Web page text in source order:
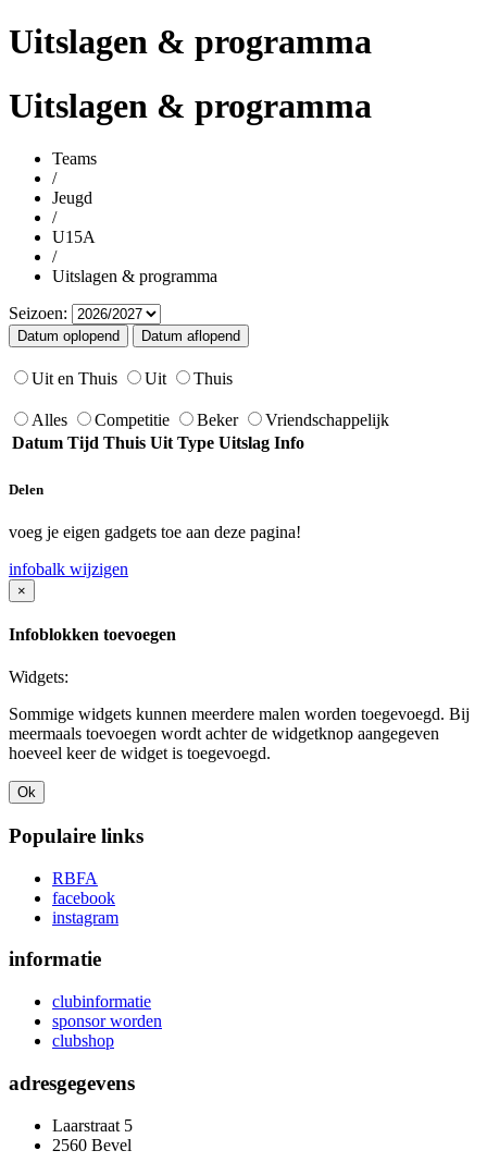
Uitslagen & programma
Uitslagen & programma
Teams
/
Jeugd
/
U15A
/
Uitslagen & programma
Seizoen:
Uit en Thuis Uit Thuis
Alles Competitie Beker
Vriendschappelijk
Datum Tijd Thuis Uit Type Uitslag Info
Delen
voeg je eigen gadgets toe aan deze pagina!
infobalk wijzigen
×
Infoblokken toevoegen
Widgets:
Sommige widgets kunnen meerdere malen worden toegevoegd. Bij
meermaals toevoegen wordt achter de widgetknop aangegeven
hoeveel keer de widget is toegevoegd.
Ok
Populaire links
RBFA
facebook
instagram
informatie
clubinformatie
sponsor worden
clubshop
adresgegevens
Laarstraat 5
2560 Bevel